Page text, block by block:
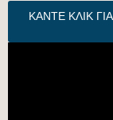
ΚΑΝΤΕ ΚΛΙΚ